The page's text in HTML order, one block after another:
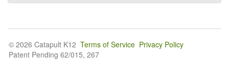
© 2026 Catapult K12 Terms of Service Privacy Policy
Patent Pending 62/015, 267